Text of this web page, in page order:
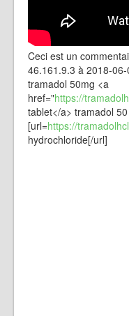
Ceci est un
46.161.9.3 à 2018-
tramadol 50mg <a
href="https://
tablet</a> tramadol
[url=https://
hydrochloride[/url]